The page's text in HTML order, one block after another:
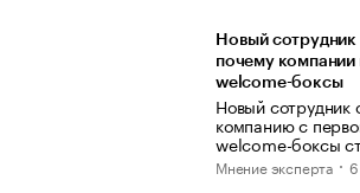
Новый сотрудник
почему компании
welcome-боксы
Новый сотрудник
компанию с
welcome-боксы
Мнение эксперта